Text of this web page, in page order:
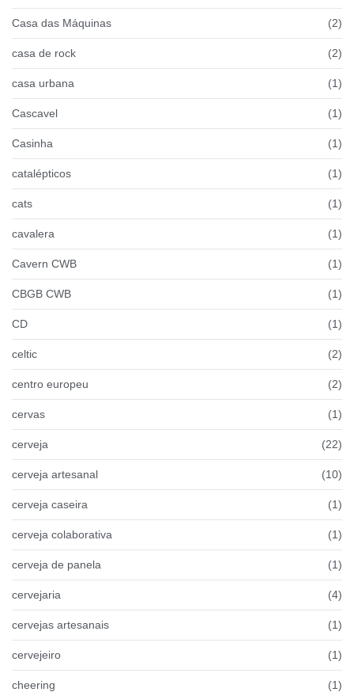
Casa das Máquinas (2)
casa de rock (2)
casa urbana (1)
Cascavel (1)
Casinha (1)
catalépticos (1)
cats (1)
cavalera (1)
Cavern CWB (1)
CBGB CWB (1)
CD (1)
celtic (2)
centro europeu (2)
cervas (1)
cerveja (22)
cerveja artesanal (10)
cerveja caseira (1)
cerveja colaborativa (1)
cerveja de panela (1)
cervejaria (4)
cervejas artesanais (1)
cervejeiro (1)
cheering (1)